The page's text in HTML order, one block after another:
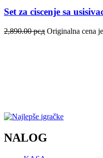
Set za ciscenje sa
2,890.00рсд Originalna cena
NALOG